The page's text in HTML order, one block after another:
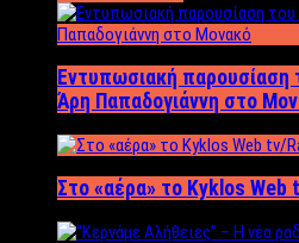
Εντυπωσιακή παρουσίαση
Άρη Παπαδογιάννη στο
Στο «αέρα» το Kyklos Web